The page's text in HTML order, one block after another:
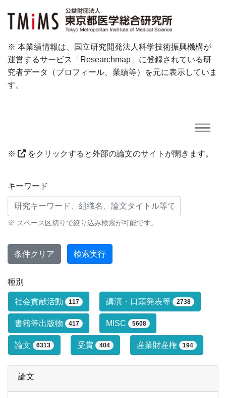
※ 本業績情報は、国立研究開発法人科学技術振興機構が
運営するサービス「Researchmap」に登録されている研
究者データ（プロフィール、業績等）を元に表示していま
す。
※ をクリックすると外部の論文のサイトが開きます。
研究業績に対する検索条件
キーワード
※ スペース区切りで絞り込み検索が可能です。
条件クリア 検索実行
種別
研究業績タイプによる絞り込み条件で
社会貢献活動 117 講演・口頭発表等 2738
書籍等出版物 417 MISC 5608
論文 6313 受賞 404 産業財産権 194
論文